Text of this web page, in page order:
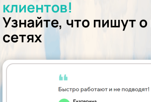
клиентов!
Узнайте, что пишут о
сетях